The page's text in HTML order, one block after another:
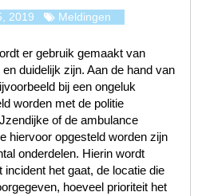
2019 Meldingen
er gebruik gemaakt van
duidelijk zijn. Aan de hand van
bij een ongeluk
worden met de politie
of de ambulance
hiervoor opgesteld worden zijn
onderdelen. Hierin wordt
het gaat, de locatie die
hoeveel prioriteit het